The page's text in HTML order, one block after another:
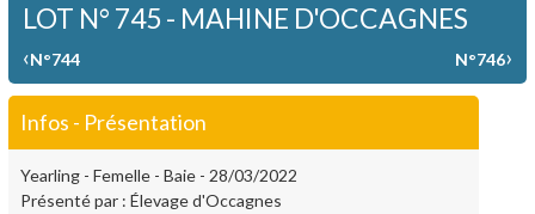
LOT N° 745 - MAHINE D'OCCAGNES
‹N°744 N°746›
Infos - Présentation
Yearling - Femelle - Baie - 28/03/2022
Présenté par : Élevage d'Occagnes